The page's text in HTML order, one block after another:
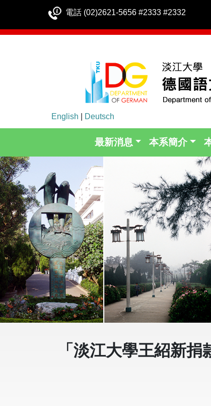
電話 (02)2621-5656 #2333 #2332
English Deutsch
最新消息 本系簡介
「淡江大學王紹新